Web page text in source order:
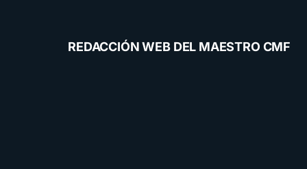
REDACCIÓN WEB DEL MAESTRO CMF